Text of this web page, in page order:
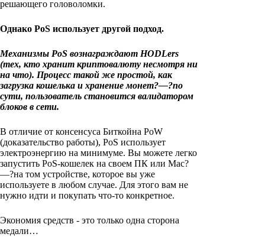
решающего головоломки.
Однако PoS использует другой подход.
Механизмы PoS вознаграждают HODLers
(тех, кто хранит криптовалюту несмотря ни
на что). Процесс такой же простой, как
загрузка кошелька и хранение монет?—?по
сути, пользователь становится валидатором
блоков в сети.
В отличие от консенсуса Биткойна PoW
(доказательство работы), PoS использует
электроэнергию на минимуме. Вы можете легко
запустить PoS-кошелек на своем ПК или Mac?
—?на том устройстве, которое вы уже
используете в любом случае. Для этого вам не
нужно идти и покупать что-то конкретное.
Экономия средств - это только одна сторона
медали…